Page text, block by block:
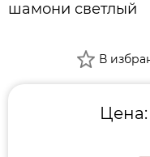
шамони светлый
В
Цена: